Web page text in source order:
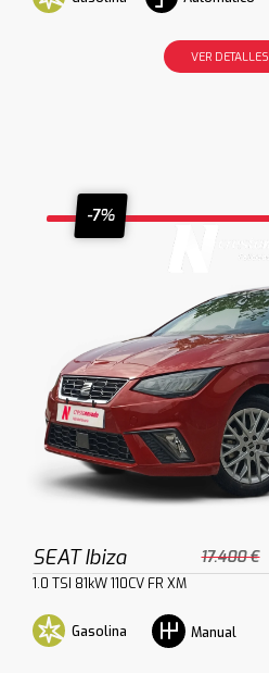
VER DETALLES
-7%
SEAT Ibiza 17.400 €
1.0 TSI 81kW 110CV FR XM
Gasolina Manual